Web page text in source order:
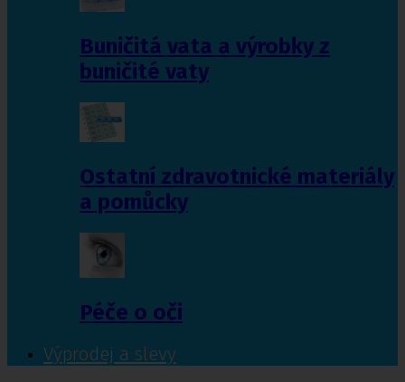
Buničitá vata a výrobky z
buničité vaty
Ostatní zdravotnické materiály
a pomůcky
Péče o oči
Výprodej a slevy